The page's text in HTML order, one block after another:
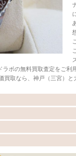
ボの無料買取査定をご
買取なら、神戸（三宮）